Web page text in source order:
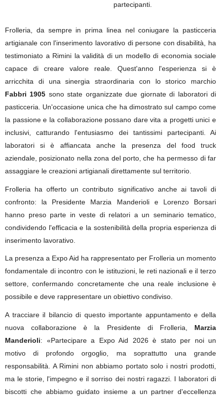
partecipanti.
Frolleria, da sempre in prima linea nel coniugare la pasticceria
artigianale con l'inserimento lavorativo di persone con disabilità, ha
testimoniato a Rimini la validità di un modello di economia sociale
capace di creare valore reale. Quest'anno l'esperienza si è
arricchita di una sinergia straordinaria con lo storico marchio
Fabbri 1905 sono state organizzate due giornate di laboratori di
pasticceria. Un'occasione unica che ha dimostrato sul campo come
la passione e la collaborazione possano dare vita a progetti unici e
inclusivi, catturando l'entusiasmo dei tantissimi partecipanti. Ai
laboratori si è affiancata anche la presenza del food truck
aziendale, posizionato nella zona del porto, che ha permesso di far
assaggiare le creazioni artigianali direttamente sul territorio.
Frolleria ha offerto un contributo significativo anche ai tavoli di
confronto: la Presidente Marzia Manderioli e Lorenzo Borsari
hanno preso parte in veste di relatori a un seminario tematico,
condividendo l'efficacia e la sostenibilità della propria esperienza di
inserimento lavorativo.
La presenza a Expo Aid ha rappresentato per Frolleria un momento
fondamentale di incontro con le istituzioni, le reti nazionali e il terzo
settore, confermando concretamente che una reale inclusione è
possibile e deve rappresentare un obiettivo condiviso.
A tracciare il bilancio di questo importante appuntamento e della
nuova collaborazione è la Presidente di Frolleria, Marzia
Manderioli: «Partecipare a Expo Aid 2026 è stato per noi un
motivo di profondo orgoglio, ma soprattutto una grande
responsabilità. A Rimini non abbiamo portato solo i nostri prodotti,
ma le storie, l'impegno e il sorriso dei nostri ragazzi. I laboratori di
biscotti che abbiamo guidato insieme a un partner d'eccellenza